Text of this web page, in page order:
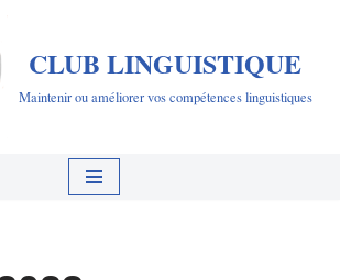
CLUB LINGUISTIQUE
Maintenir ou améliorer vos compétences linguistiques